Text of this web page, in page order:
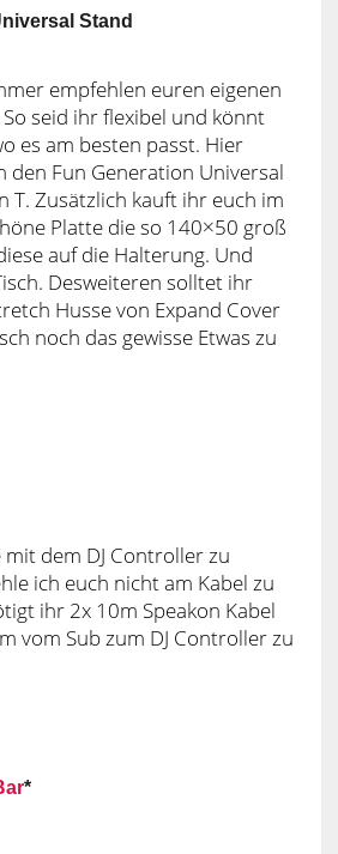
Stand
empfehlen euren eigenen
seid ihr flexibel und könnt
es am besten passt. Hier
den Fun Generation Universal
T. Zusätzlich kauft ihr euch im
Platte die so 140×50 groß
auf die Halterung. Und
Desweiteren solltet ihr
Husse von Expand Cover
noch das gewisse Etwas zu
mit dem DJ Controller zu
ich euch nicht am Kabel zu
ihr 2x 10m Speakon Kabel
vom Sub zum DJ Controller zu
*